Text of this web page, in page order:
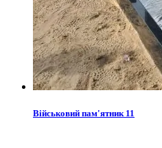
Військовий пам'ятник 11